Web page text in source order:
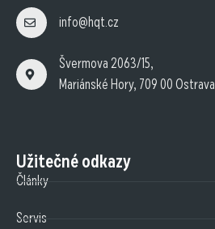
info@hqt.cz
Švermova 2063/15,
Mariánské Hory, 709 00 Ostrava
Užitečné odkazy
Články
Servis